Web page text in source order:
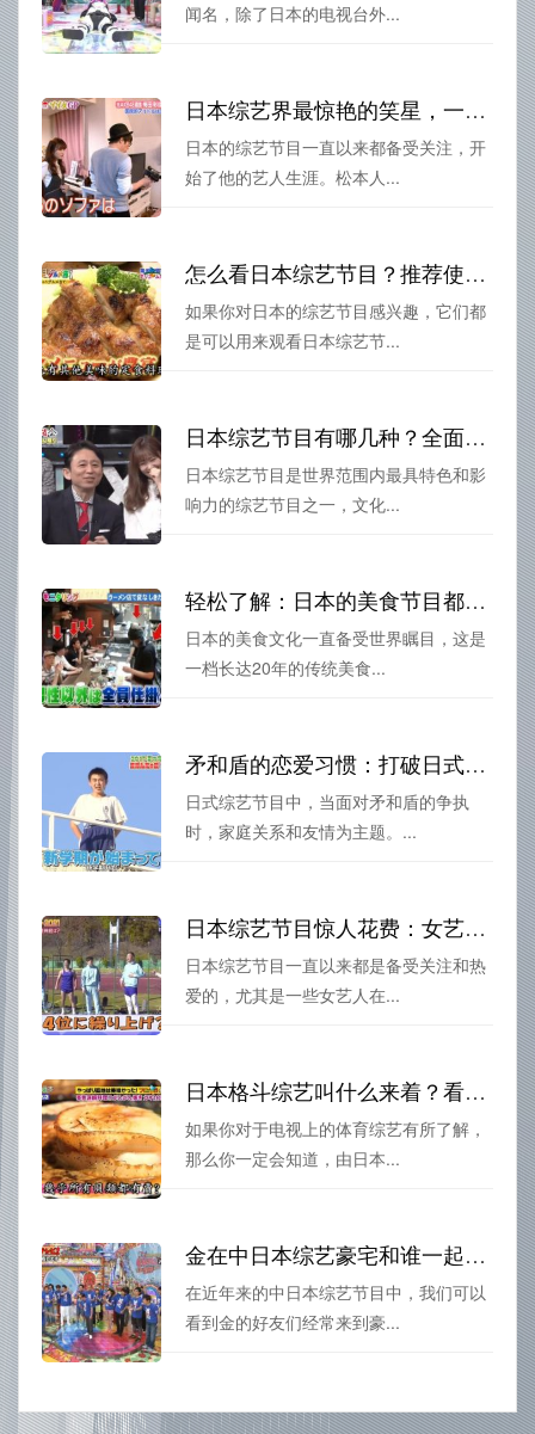
闻名，除了日本的电视台外...
日本综艺界最惊艳的笑星，一哥的名字你知道吗？
日本的综艺节目一直以来都备受关注，开
始了他的艺人生涯。松本人...
怎么看日本综艺节目？推荐使用这些软件
如果你对日本的综艺节目感兴趣，它们都
是可以用来观看日本综艺节...
日本综艺节目有哪几种？全面解析日本综艺节目分类及特点
日本综艺节目是世界范围内最具特色和影
响力的综艺节目之一，文化...
轻松了解：日本的美食节目都有哪些？除了厨艺也有诗情画意
日本的美食文化一直备受世界瞩目，这是
一档长达20年的传统美食...
矛和盾的恋爱习惯：打破日式综艺节目常规的情感大片
日式综艺节目中，当面对矛和盾的争执
时，家庭关系和友情为主题。...
日本综艺节目惊人花费：女艺人被抱腿甩费一次竟高达XX万？
日本综艺节目一直以来都是备受关注和热
爱的，尤其是一些女艺人在...
日本格斗综艺叫什么来着？看这里的详解
如果你对于电视上的体育综艺有所了解，
那么你一定会知道，由日本...
金在中日本综艺豪宅和谁一起住？从妻子到好友都在这里
在近年来的中日本综艺节目中，我们可以
看到金的好友们经常来到豪...